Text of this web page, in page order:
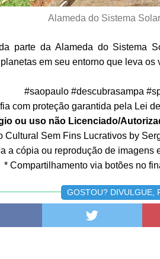
Alameda do Sistema
parte da Alameda do Sistema
em seu entorno que leva os
#saopaulo #descubrasampa
com proteção garantida pela Lei
ou uso não Licenciado/
Cultural Sem Fins Lucrativos by
a cópia ou reprodução de imagens
* Compartilhamento via botões no
GOSTOU? DIVULGUE,